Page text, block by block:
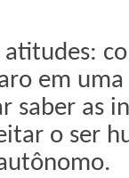
atitudes:
em uma
saber as
o ser